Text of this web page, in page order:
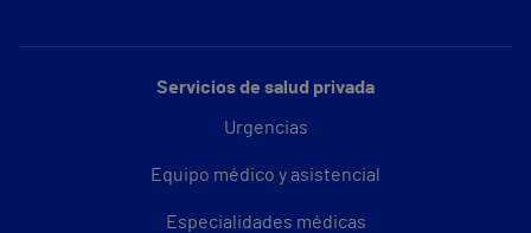
Servicios de salud privada
Urgencias
Equipo médico y asistencial
Especialidades médicas